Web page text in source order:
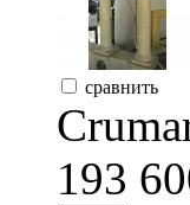
сравнить
193